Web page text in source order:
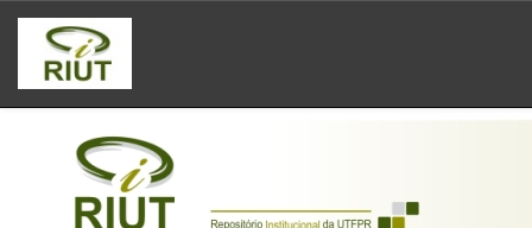
Skip
navigation